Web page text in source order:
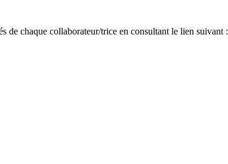
de chaque collaborateur/trice en consultant le lien suivant :